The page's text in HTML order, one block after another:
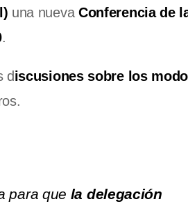
una nueva Conferencia de
.
discusiones sobre los
para que la delegación